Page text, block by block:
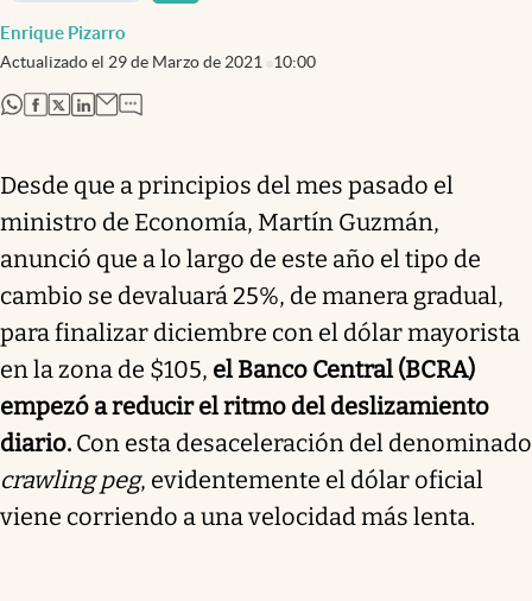
Enrique Pizarro
Actualizado el 29 de Marzo de 2021 10:00
abre en nueva pestaña
abre en nueva pestaña
abre en nueva pestaña
abre en nueva pestaña
Desde que a principios del mes pasado el
ministro de Economía, Martín Guzmán,
anunció que a lo largo de este año el tipo de
cambio se devaluará 25%, de manera gradual,
para finalizar diciembre con el dólar mayorista
en la zona de $105, el Banco Central (BCRA)
empezó a reducir el ritmo del deslizamiento
diario. Con esta desaceleración del denominado
crawling peg, evidentemente el dólar oficial
viene corriendo a una velocidad más lenta.